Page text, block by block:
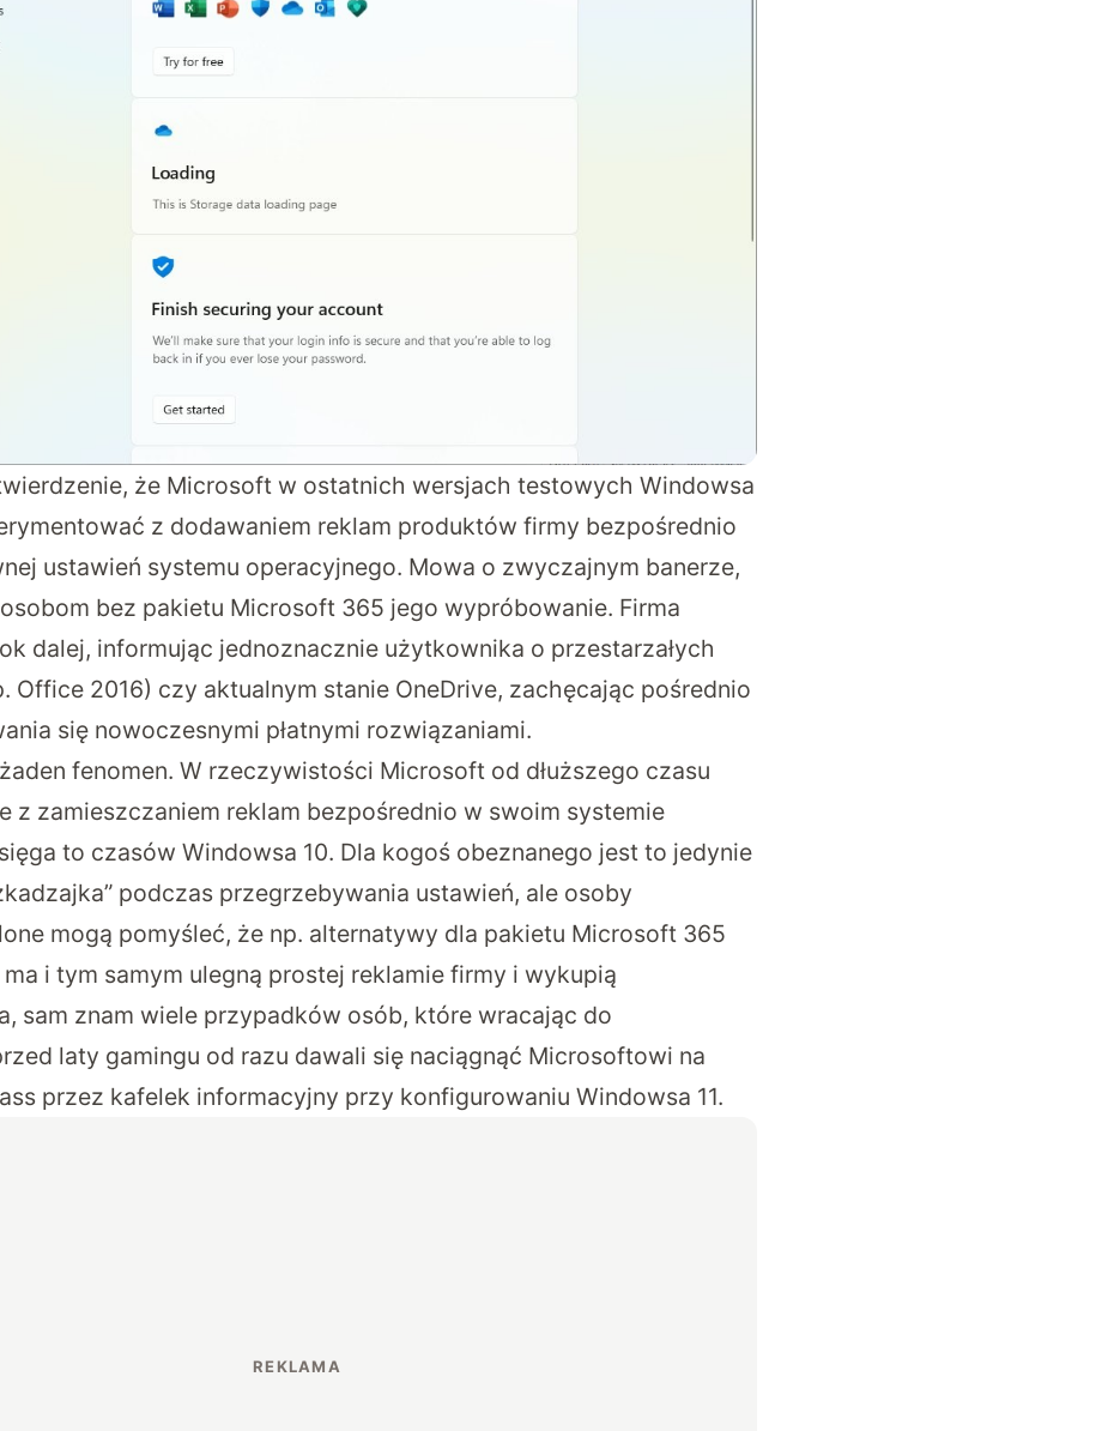
, że Microsoft w ostatnich wersjach testowych Windowsa
z dodawaniem reklam produktów firmy bezpośrednio
ustawień systemu operacyjnego. Mowa o zwyczajnym banerze,
bez pakietu Microsoft 365 jego wypróbowanie. Firma
dalej, informując jednoznacznie użytkownika o przestarzałych
Office 2016) czy aktualnym stanie OneDrive, zachęcając pośrednio
się nowoczesnymi płatnymi rozwiązaniami.
fenomen. W rzeczywistości Microsoft od dłuższego czasu
z zamieszczaniem reklam bezpośrednio w swoim systemie
to czasów Windowsa 10. Dla kogoś obeznanego jest to jedynie
podczas przegrzebywania ustawień, ale osoby
mogą pomyśleć, że np. alternatywy dla pakietu Microsoft 365
i tym samym ulegną prostej reklamie firmy i wykupią
sam znam wiele przypadków osób, które wracając do
laty gamingu od razu dawali się naciągnąć Microsoftowi na
przez kafelek informacyjny przy konfigurowaniu Windowsa 11.